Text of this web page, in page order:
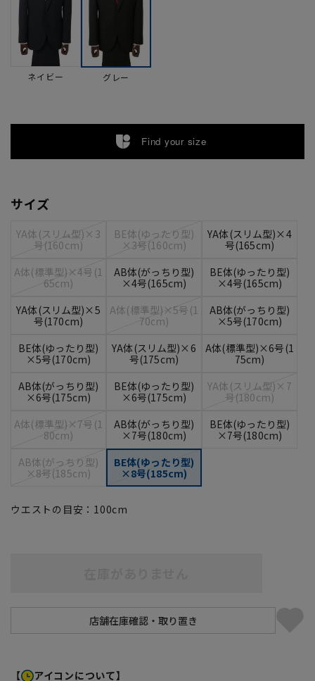
ネイビー グレー
Find your size
サイズ
YA体(スリム型)×3
号(160cm)
BE体(ゆったり型)
×3号(160cm)
YA体(スリム型)×4
号(165cm)
A体(標準型)×4号(1
65cm)
AB体(がっちり型)
×4号(165cm)
BE体(ゆったり型)
×4号(165cm)
YA体(スリム型)×5
号(170cm)
A体(標準型)×5号(1
70cm)
AB体(がっちり型)
×5号(170cm)
BE体(ゆったり型)
×5号(170cm)
YA体(スリム型)×6
号(175cm)
A体(標準型)×6号(1
75cm)
AB体(がっちり型)
×6号(175cm)
BE体(ゆったり型)
×6号(175cm)
YA体(スリム型)×7
号(180cm)
A体(標準型)×7号(1
80cm)
AB体(がっちり型)
×7号(180cm)
BE体(ゆったり型)
×7号(180cm)
AB体(がっちり型)
×8号(185cm)
BE体(ゆったり型)
×8号(185cm)
ウエストの目安： 100cm
【 アイコンについて】